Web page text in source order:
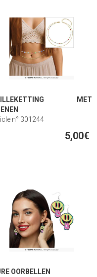
MET
n° 301244
5,00€
OORBELLEN